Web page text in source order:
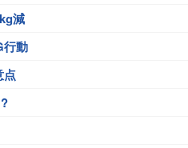
減
行動
点